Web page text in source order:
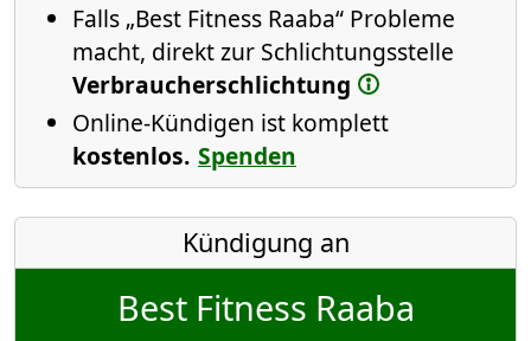
Falls „Best Fitness Raaba“ Probleme
macht, direkt zur Schlichtungsstelle
Verbraucherschlichtung
Online-Kündigen ist komplett
kostenlos. Spenden
Kündigung an
Best Fitness Raaba